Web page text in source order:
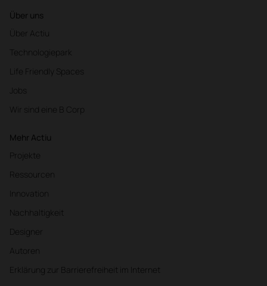
Über uns
Über Actiu
Technologiepark
Life Friendly Spaces
Jobs
Wir sind eine B Corp
Mehr Actiu
Projekte
Ressourcen
Innovation
Nachhaltigkeit
Designer
Autoren
Erklärung zur Barrierefreiheit im Internet